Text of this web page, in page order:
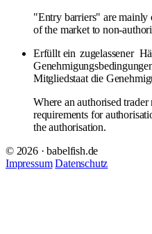
"Entry barriers" are mainly
of the market to non-
Erfüllt ein zugelassener
Mitgliedstaat die
Where an authorised
requirements for
the authorisation.
© 2026 · babelfish.de
Impressum Datenschutz